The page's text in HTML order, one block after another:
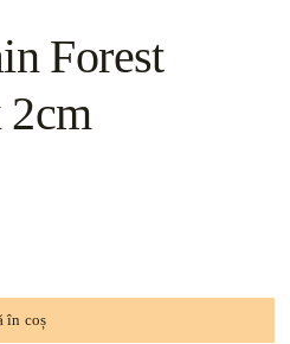
Forest
2cm
în coș